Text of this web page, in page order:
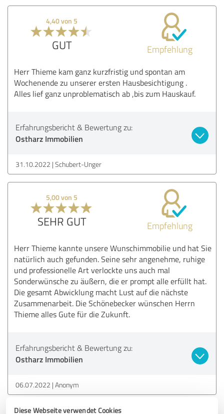
Diese Webseite verwendet Cookies
4,40 von 5
GUT Empfehlung
Herr Thieme kam ganz kurzfristig und spontan am
Wochenende zu unserer ersten Hausbesichtigung .
Alles lief ganz unproblematisch ab ,bis zum Hauskauf.
Erfahrungsbericht & Bewertung zu:
Ostharz Immobilien
31.10.2022 Schubert-Unger
5,00 von 5
SEHR GUT Empfehlung
Herr Thieme kannte unsere Wunschimmobilie und hat Sie
natürlich auch gefunden. Seine sehr angenehme, ruhige
und professionelle Art verlockte uns auch mal
Sonderwünsche zu äußern, die er prompt alle erfüllt hat.
Die gesamt Abwicklung macht Lust auf die nächste
Zusammenarbeit. Die Schönebecker wünschen Herrn
Thieme alles Gute für die Zukunft.
Erfahrungsbericht & Bewertung zu:
Ostharz Immobilien
06.07.2022 Anonym